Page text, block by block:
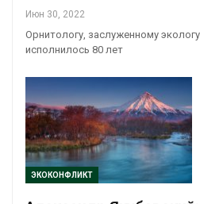
Июн 30, 2022
Орнитологу, заслуженному
исполнилось 80 лет
ЭКОКОНФЛИКТ